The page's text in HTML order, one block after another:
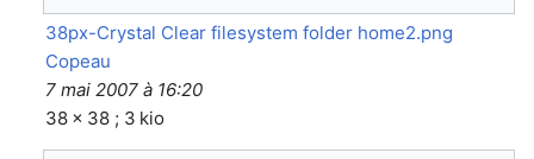
38px-Crystal Clear filesystem folder home2.png
Copeau
7 mai 2007 à 16:20
38 × 38 ; 3 kio